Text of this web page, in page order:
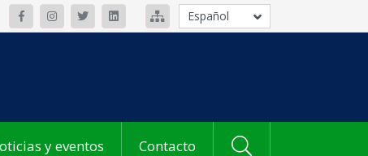
Español
y eventos Contacto